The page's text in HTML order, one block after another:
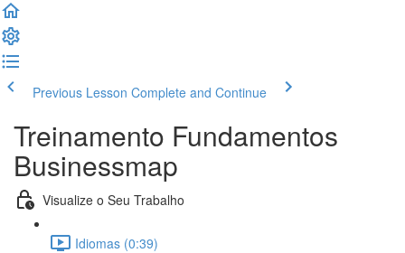
Previous Lesson Complete and Continue
Treinamento Fundamentos
Businessmap
Visualize o Seu Trabalho
Idiomas (0:39)